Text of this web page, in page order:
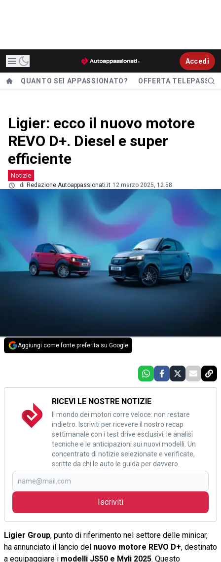
Accedi
QUANTO SEI APPASSIONATO? OFFERTA TELEPASS
Ligier: ecco il nuovo motore
REVO D+. Diesel e super
efficiente
Notizie
di Redazione Autoappassionati.it 12 marzo 2025, 12.58
Aggiungi come fonte preferita su Google
RICEVI LE NOSTRE NOTIZIE
Il mondo dei motori corre veloce: non restare
indietro. Iscriviti per ricevere il nostro recap
settimanale con i test drive esclusivi, le analisi
tecniche e le anticipazioni sui nuovi modelli. Un
concentrato di notizie selezionate e verificate,
scritte da chi le auto le guida per davvero.
Iscriviti
Ligier Group, punto di riferimento nel settore delle minicar,
ha annunciato il lancio del nuovo motore REVO D+, destinato
a equipaggiare i modelli JS50 e Myli 2025. Questo